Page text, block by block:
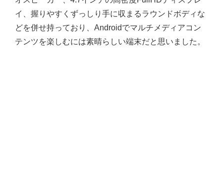
イ、握りやすくずっしり手に収まるラウンドボディな
どを併せ持っており、Androidでマルチメディアコン
テンツを楽しむには素晴らしい端末だと思いました。